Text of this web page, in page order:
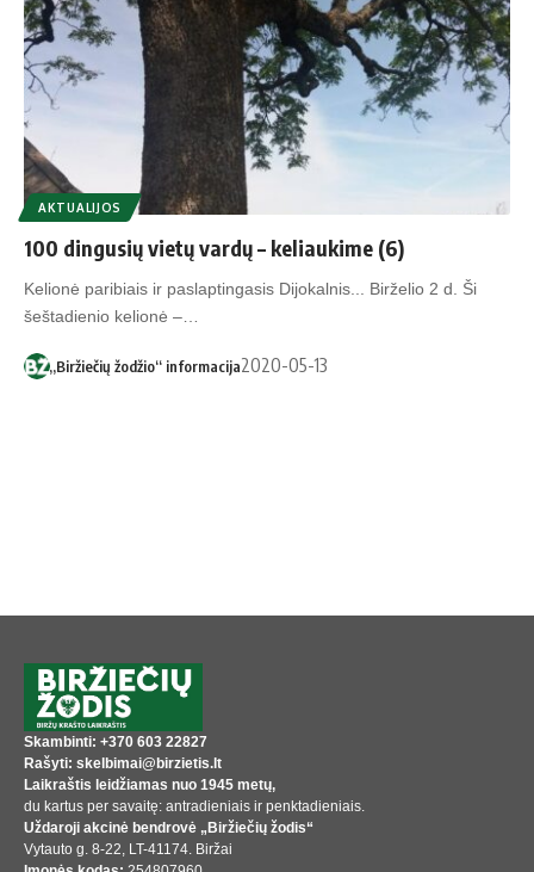
AKTUALIJOS
100 dingusių vietų vardų – keliaukime (6)
Kelionė paribiais ir paslaptingasis Dijokalnis... Birželio 2 d. Ši
šeštadienio kelionė –…
„Biržiečių žodžio“ informacija2020-05-13
Skambinti: +370 603 22827
Rašyti: skelbimai@birzietis.lt
Laikraštis leidžiamas nuo 1945 metų,
du kartus per savaitę: antradieniais ir penktadieniais.
Uždaroji akcinė bendrovė „Biržiečių žodis“
Vytauto g. 8-22, LT-41174. Biržai